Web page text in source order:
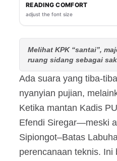
READING COMFORT
adjust the font size
Melihat KPK “santai”,
ruang sidang sebagai
Ada suara yang tiba-
nyanyian pujian,
Ketika mantan Kadis
Efendi Siregar—meski
Sipiongot–Batas
perencanaan teknis. Ini